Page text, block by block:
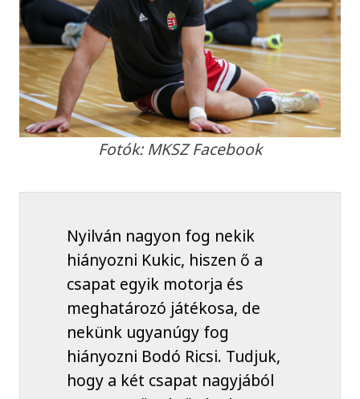
Fotók: MKSZ Facebook
Nyilván nagyon fog nekik
hiányozni Kukic, hiszen ő a
csapat egyik motorja és
meghatározó játékosa, de
nekünk ugyanúgy fog
hiányozni Bodó Ricsi. Tudjuk,
hogy a két csapat nagyjából